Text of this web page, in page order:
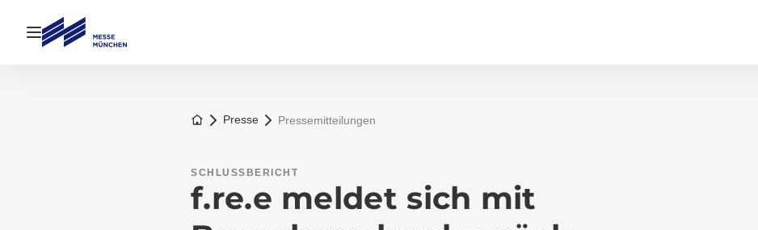
Navigation öffnen
Zur Startseite
Presse Pressemitteilungen
SCHLUSSBERICHT
f.re.e meldet sich mit